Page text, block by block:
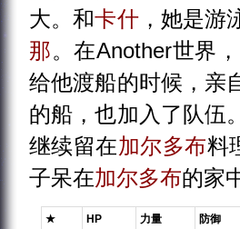
大。和卡什，她是游
那。在Another世界
给他渡船的时候，亲
的船，也加入了队伍
继续留在加尔多布料
子呆在加尔多布的家
★ HP 力量
防御